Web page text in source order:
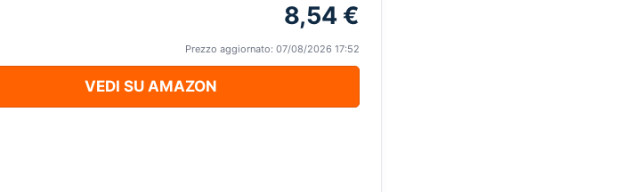
8,54 €
Prezzo aggiornato: 07/08/2026 17:52
VEDI SU AMAZON